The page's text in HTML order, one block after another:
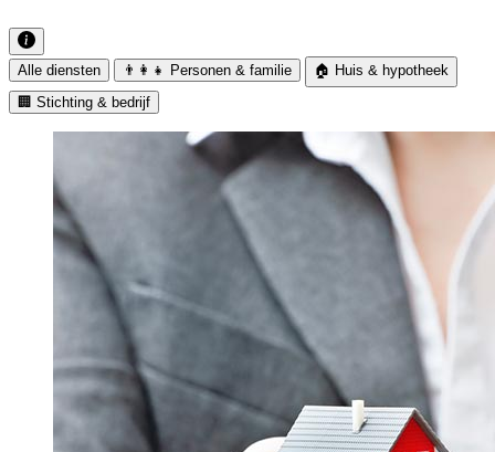
Alle diensten 👨‍👩‍👧 Personen & familie
🏠 Huis & hypotheek
🏢 Stichting & bedrijf